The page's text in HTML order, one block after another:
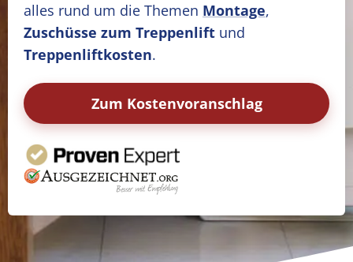
alles rund um die Themen Montage,
Zuschüsse zum Treppenlift und
Treppenliftkosten.
Zum Kostenvoranschlag